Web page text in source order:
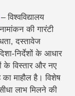
– विश्वविद्यालय
की गारंटी
दस्तावेज
निर्देशों के आधार
के विस्तार और नए
माहौल है। विशेष
लाभ मिलने की